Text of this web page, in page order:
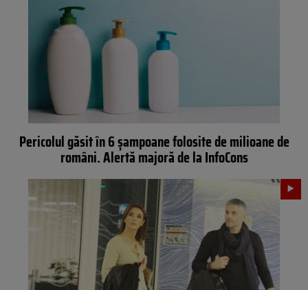
Pericolul găsit în 6 șampoane folosite de milioane de
români. Alertă majoră de la InfoCons